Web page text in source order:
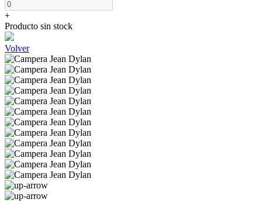
+
Producto sin stock
Volver